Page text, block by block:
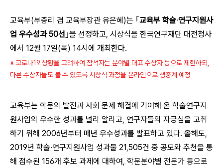
교육부(부총리 겸 교육부장관 유은혜)는 ｢교육부 학술‧연구지원사
업 우수성과 50선 ｣을 선정하고, 시상식을 한국연구재단 대전청사
에서 12월 17일(목) 14시에 개최한다.
※ 코로나19 상황을 고려하여 참석자는 분야별 대표 수상자 등으로 제한하되,
다른 수상자들도 볼 수 있도록 시상식 과정을 온라인으로 생중계 예정
교육부는 학문의 발전과 사회 문제 해결에 기여해 온 학술연구지
원사업의 우수한 성과를 널리 알리고, 연구자들의 자긍심을 고취
하기 위해 2006년부터 매년 우수성과를 발표하고 있다. 올해도,
2019년 학술·연구지원사업 성과물 21,505건 중 공모와 추천을 통
해 접수된 156개 후보 과제에 대하여, 학문분야별 전문가 등으로